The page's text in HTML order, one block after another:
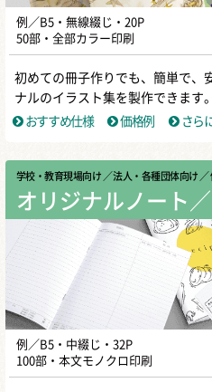
例／B5・無線綴じ・20P
50部・全部カラー印刷
初めての冊子作りでも、簡単で、
ナルのイラスト集を製作できます。
おすすめ仕様
価格例 さら
学校・教育現場向け ／ 法人・各種団体向け
オリジナルノート
例／B5・中綴じ・32P
100部・本文モノクロ印刷